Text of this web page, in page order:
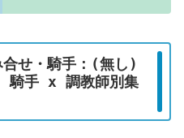
合せ・騎手：(無し)
手 x 調教師別集